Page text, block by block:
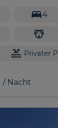
4
Privater
/ Nacht